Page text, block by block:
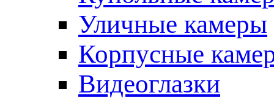
Уличные камеры
Корпусные
Видеоглазки